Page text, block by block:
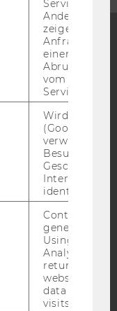
Blog
Bluesky
WEBSEITE
MEDIA
STUDIERENDE
Service
Andere
zeigen Opt-
Anfrage im
einen Fehler
Abrufen
vom AMP
Service an.
Wird von
(Google Tag
verwendet,
Besucher
Geschlecht
Interessen zu
identifizieren.
Contains a
generated
Using this
Analytics can
returning
website and
data from
visits.